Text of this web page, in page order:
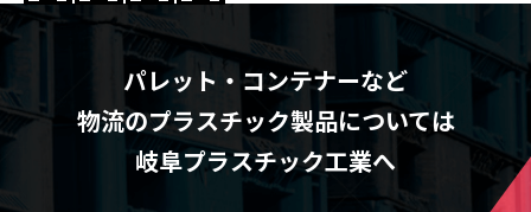
TEL：（082）245-2090 FAX：（082）245-8660
松山営業所
〒791-3203 愛媛県伊予市中山町出渕6番耕地2番地の8
TEL：（089）967-1551 FAX：（089）967-1095
Googleマップ
パレット・コンテナーなど
物流のプラスチック製品については
岐阜プラスチック工業へ